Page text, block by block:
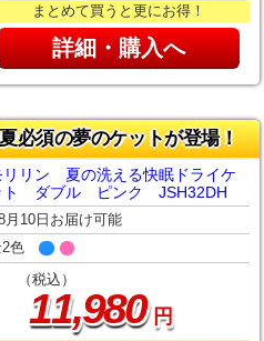
まとめて買うと更にお得！
詳細・購入へ
必須の夢のケットが登場！
リリン 夏の洗える快眠ドライケ
ト ダブル ピンク JSH32DH
月10日お届け可能
色
（税込）
11,980円